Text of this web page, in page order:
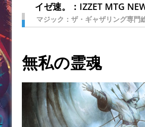
イゼ速。：IZZET MTG
マジック：ザ・ギャザリング専門
無私の霊魂